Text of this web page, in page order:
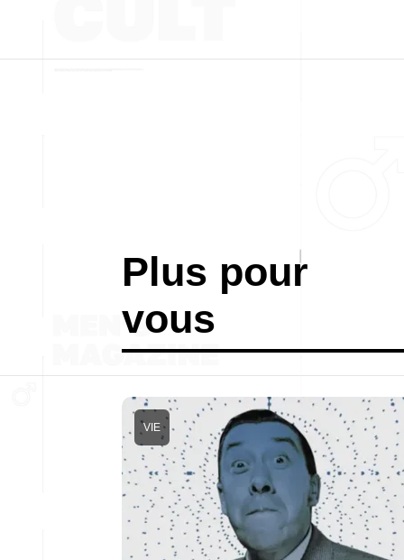
Plus pour
vous
VIE